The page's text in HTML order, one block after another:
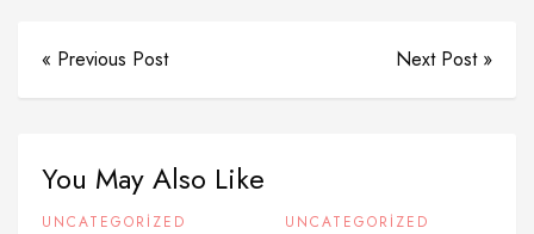
« Previous Post Next Post »
You May Also Like
UNCATEGORIZED UNCATEGORIZED